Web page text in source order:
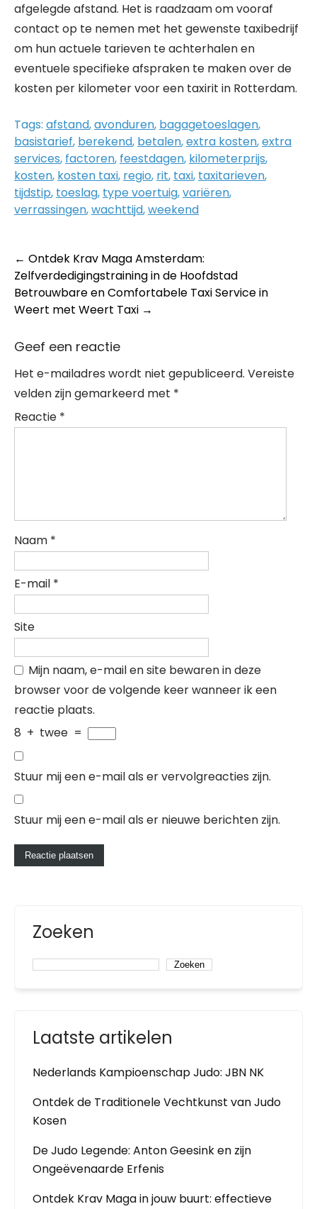
afgelegde afstand. Het is raadzaam om vooraf
contact op te nemen met het gewenste taxibedrijf
om hun actuele tarieven te achterhalen en
eventuele specifieke afspraken te maken over de
kosten per kilometer voor een taxirit in Rotterdam.
Tags: afstand,avonduren, bagagetoeslagen,
basistarief, berekend, betalen,extra kosten,extra
services, factoren, feestdagen, kilometerprijs,
kosten, kosten taxi, regio, rit, taxi, taxitarieven,
tijdstip, toeslag, type voertuig,variëren,
verrassingen,wachttijd,weekend
Post
navigation
← Ontdek Krav Maga Amsterdam:
Zelfverdedigingstraining in de Hoofdstad
Betrouwbare en Comfortabele Taxi Service in
Weert met Weert Taxi →
Geef een reactie
Het e-mailadres wordt niet gepubliceerd. Vereiste
velden zijn gemarkeerd met *
Reactie *
Naam *
E-mail *
Site
Mijn naam, e-mail en site bewaren in deze
browser voor de volgende keer wanneer ik een
reactie plaats.
8 + twee =
Stuur mij een e-mail als er vervolgreacties zijn.
Stuur mij een e-mail als er nieuwe berichten zijn.
Zoeken
Zoeken
Laatste artikelen
Nederlands Kampioenschap Judo: JBN NK
Ontdek de Traditionele Vechtkunst van Judo
Kosen
De Judo Legende: Anton Geesink en zijn
Ongeëvenaarde Erfenis
Ontdek Krav Maga in jouw buurt: effectieve